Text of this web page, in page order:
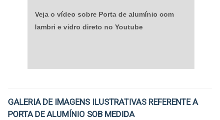
Veja o vídeo sobre Porta de alumínio com
lambri e vidro direto no Youtube
GALERIA DE IMAGENS ILUSTRATIVAS REFERENTE A
PORTA DE ALUMÍNIO SOB MEDIDA